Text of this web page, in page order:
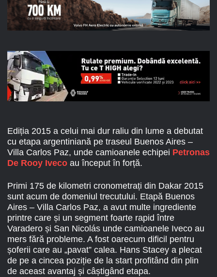
Ediția 2015 a celui mai dur raliu din lume a debutat
cu etapa argentiniană pe traseul Buenos Aires –
Villa Carlos Paz, unde camioanele echipei Petronas
De Rooy Iveco au început în forță.
Primi 175 de kilometri cronometrați din Dakar 2015
sunt acum de domeniul trecutului. Etapă Buenos
Aires – Villa Carlos Paz, a avut multe ingrediente
printre care și un segment foarte rapid între
Varadero și San Nicolás unde camioanele Iveco au
mers fără probleme. A fost oarecum dificil pentru
șoferii care au „pavat” calea. Hans Stacey a plecat
de pe a cincea poziție de la start profitând din plin
de aceast avantaj și câștigând etapa.